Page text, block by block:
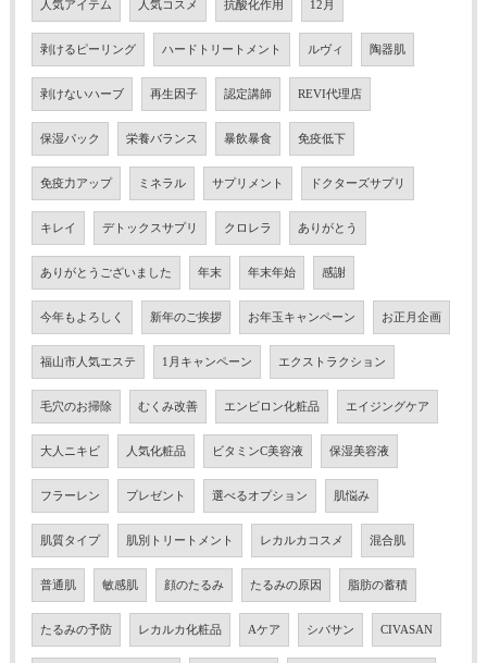
人気アイテム 人気コスメ 抗酸化作用 12月
剥けるピーリング ハードトリートメント ルヴィ 陶器肌
剥けないハーブ 再生因子 認定講師 REVI代理店
保湿パック 栄養バランス 暴飲暴食 免疫低下
免疫力アップ ミネラル サプリメント ドクターズサプリ
キレイ デトックスサプリ クロレラ ありがとう
ありがとうございました 年末 年末年始 感謝
今年もよろしく 新年のご挨拶 お年玉キャンペーン お正月企画
福山市人気エステ 1月キャンペーン エクストラクション
毛穴のお掃除 むくみ改善 エンビロン化粧品 エイジングケア
大人ニキビ 人気化粧品 ビタミンC美容液 保湿美容液
フラーレン プレゼント 選べるオプション 肌悩み
肌質タイプ 肌別トリートメント レカルカコスメ 混合肌
普通肌 敏感肌 顔のたるみ たるみの原因 脂肪の蓄積
たるみの予防 レカルカ化粧品 Aケア シバサン CIVASAN